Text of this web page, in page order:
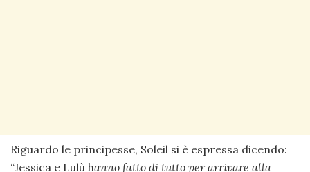
Riguardo le principesse, Soleil si è espressa dicendo:
“Jessica e Lulù hanno fatto di tutto per arrivare alla